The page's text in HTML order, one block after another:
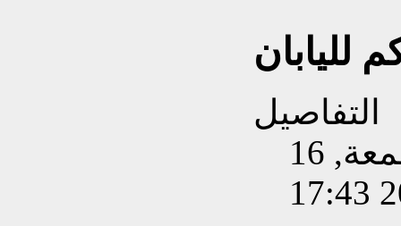
التفاصيل
تم إنشاءه بتاريخ الجمعة, 16